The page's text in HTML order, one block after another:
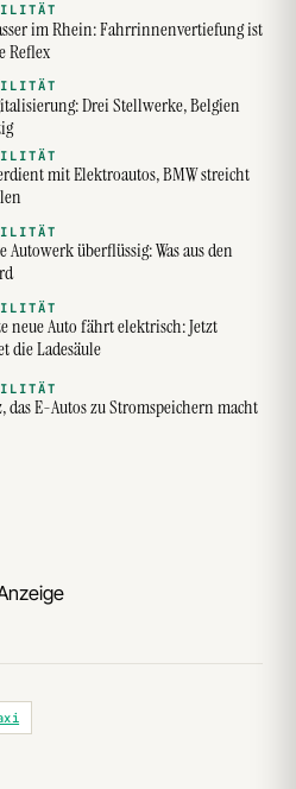
im Rhein: Fahrrinnenvertiefung ist
Reflex
Drei Stellwerke, Belgien
mit Elektroautos, BMW streicht
Autowerk überflüssig: Was aus den
neue Auto fährt elektrisch: Jetzt
die Ladesäule
das E-Autos zu Stromspeichern macht